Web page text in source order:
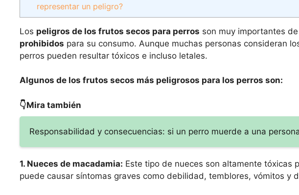
representar un peligro?
Los peligros de los frutos secos para perros son muy importantes
prohibidos para su consumo. Aunque muchas personas consideran
perros pueden resultar tóxicos e incluso letales.
Algunos de los frutos secos más peligrosos para los perros son:
👇Mira también
Responsabilidad y consecuencias: si un perro muerde a una
1. Nueces de macadamia: Este tipo de nueces son altamente tóxicas
puede causar síntomas graves como debilidad, temblores, vómitos y